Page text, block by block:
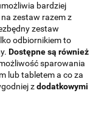
bardziej
zestaw razem z
zestaw
odbiornikiem to
Dostępne są również
sparowania
lub tabletem a co za
zdodatkowymi